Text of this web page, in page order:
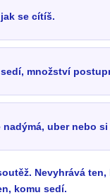
se cítíš.
množství
nadýmá, uber nebo
Nevyhrává
komu sedí.